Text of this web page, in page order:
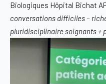
Biologiques Hôpital Bichat
conversations difficiles –
pluridisciplinaire soignants +